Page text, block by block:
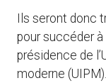
Ils seront donc
pour succéder à
présidence de
moderne